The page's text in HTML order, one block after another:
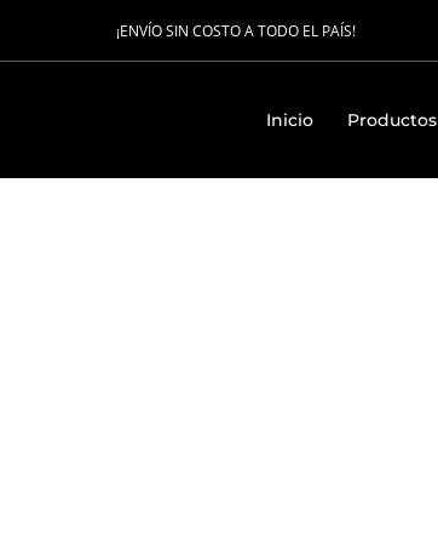
¡ENVÍO SIN COSTO A TODO EL PAÍS!
Inicio Productos